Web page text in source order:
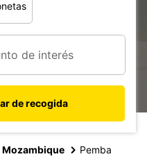
de recogida
Mozambique Pemba